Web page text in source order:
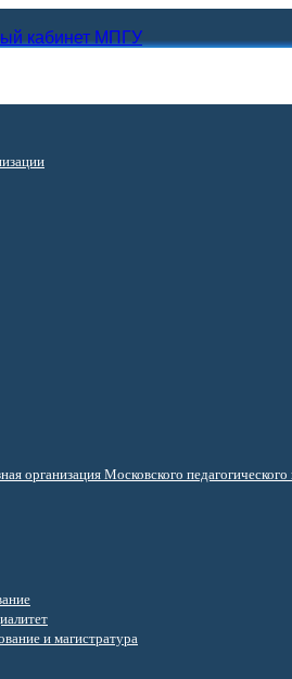
кабинет МПГУ
организация Московского
и магистратура